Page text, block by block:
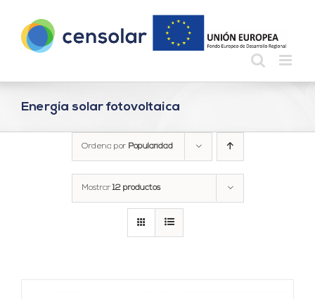
contenido
Energía solar fotovoltaica
Ordena por Popularidad
Mostrar12 productos